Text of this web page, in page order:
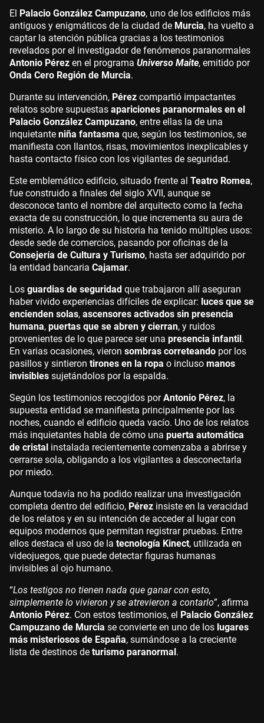
El Palacio González Campuzano, uno de los edificios más
antiguos y enigmáticos de la ciudad de Murcia, ha vuelto a
captar la atención pública gracias a los testimonios
revelados por el investigador de fenómenos paranormales
Antonio Pérez en el programa Universo Maite, emitido por
Onda Cero Región de Murcia.
Durante su intervención, Pérez compartió impactantes
relatos sobre supuestas apariciones paranormales en el
Palacio González Campuzano, entre ellas la de una
inquietante niña fantasma que, según los testimonios, se
manifiesta con llantos, risas, movimientos inexplicables y
hasta contacto físico con los vigilantes de seguridad.
Este emblemático edificio, situado frente al Teatro Romea,
fue construido a finales del siglo XVII, aunque se
desconoce tanto el nombre del arquitecto como la fecha
exacta de su construcción, lo que incrementa su aura de
misterio. A lo largo de su historia ha tenido múltiples usos:
desde sede de comercios, pasando por oficinas de la
Consejería de Cultura y Turismo, hasta ser adquirido por
la entidad bancaria Cajamar.
Los guardias de seguridad que trabajaron allí aseguran
haber vivido experiencias difíciles de explicar: luces que se
encienden solas, ascensores activados sin presencia
humana, puertas que se abren y cierran, y ruidos
provenientes de lo que parece ser una presencia infantil.
En varias ocasiones, vieron sombras correteando por los
pasillos y sintieron tirones en la ropa o incluso manos
invisibles sujetándolos por la espalda.
Según los testimonios recogidos porAntonio Pérez, la
supuesta entidad se manifiesta principalmente por las
noches, cuando el edificio queda vacío. Uno de los relatos
más inquietantes habla de cómo una puerta automática
de cristal instalada recientemente comenzaba a abrirse y
cerrarse sola, obligando a los vigilantes a desconectarla
por miedo.
Aunque todavía no ha podido realizar una investigación
completa dentro del edificio, Pérez insiste en la veracidad
de los relatos y en su intención de acceder al lugar con
equipos modernos que permitan registrar pruebas. Entre
ellos destaca el uso de la tecnología Kinect, utilizada en
videojuegos, que puede detectar figuras humanas
invisibles al ojo humano.
“Los testigos no tienen nada que ganar con esto,
simplemente lo vivieron y se atrevieron a contarlo”, afirma
Antonio Pérez. Con estos testimonios, el Palacio González
Campuzano de Murcia se convierte en uno de los lugares
más misteriosos de España, sumándose a la creciente
lista de destinos de turismo paranormal.